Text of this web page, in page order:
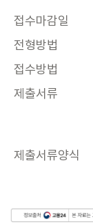
접수마감일
전형방법
접수방법
제출서류
제출서류양식